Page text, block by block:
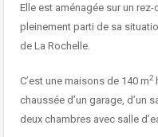
Elle est aménagée sur un
pleinement parti de sa
de La Rochelle.
C’est une maisons de 140 m2
chaussée d’un garage, d’un
deux chambres avec salle